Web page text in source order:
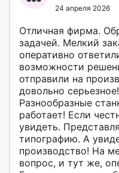
24 апреля 2026
Отличная фирма.
задачей. Мелкий
оперативно
возможности
отправили на
довольно
Разнообразные
работает! Если
увидеть.
типографию. А
производство! На
вопрос, и тут же,